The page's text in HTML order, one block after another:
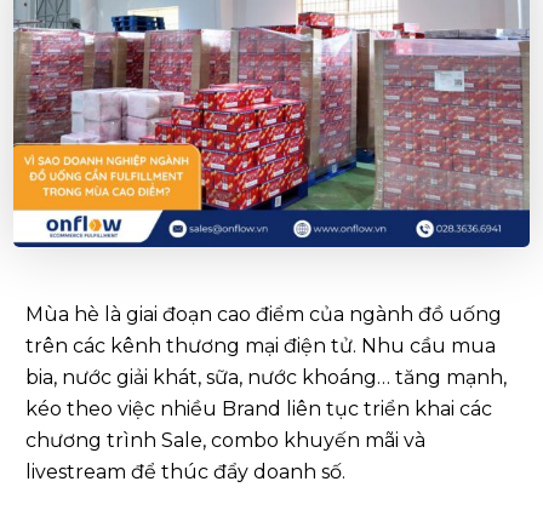
Mùa hè là giai đoạn cao điểm của ngành đồ uống
trên các kênh thương mại điện tử. Nhu cầu mua
bia, nước giải khát, sữa, nước khoáng… tăng mạnh,
kéo theo việc nhiều Brand liên tục triển khai các
chương trình Sale, combo khuyến mãi và
livestream để thúc đẩy doanh số.